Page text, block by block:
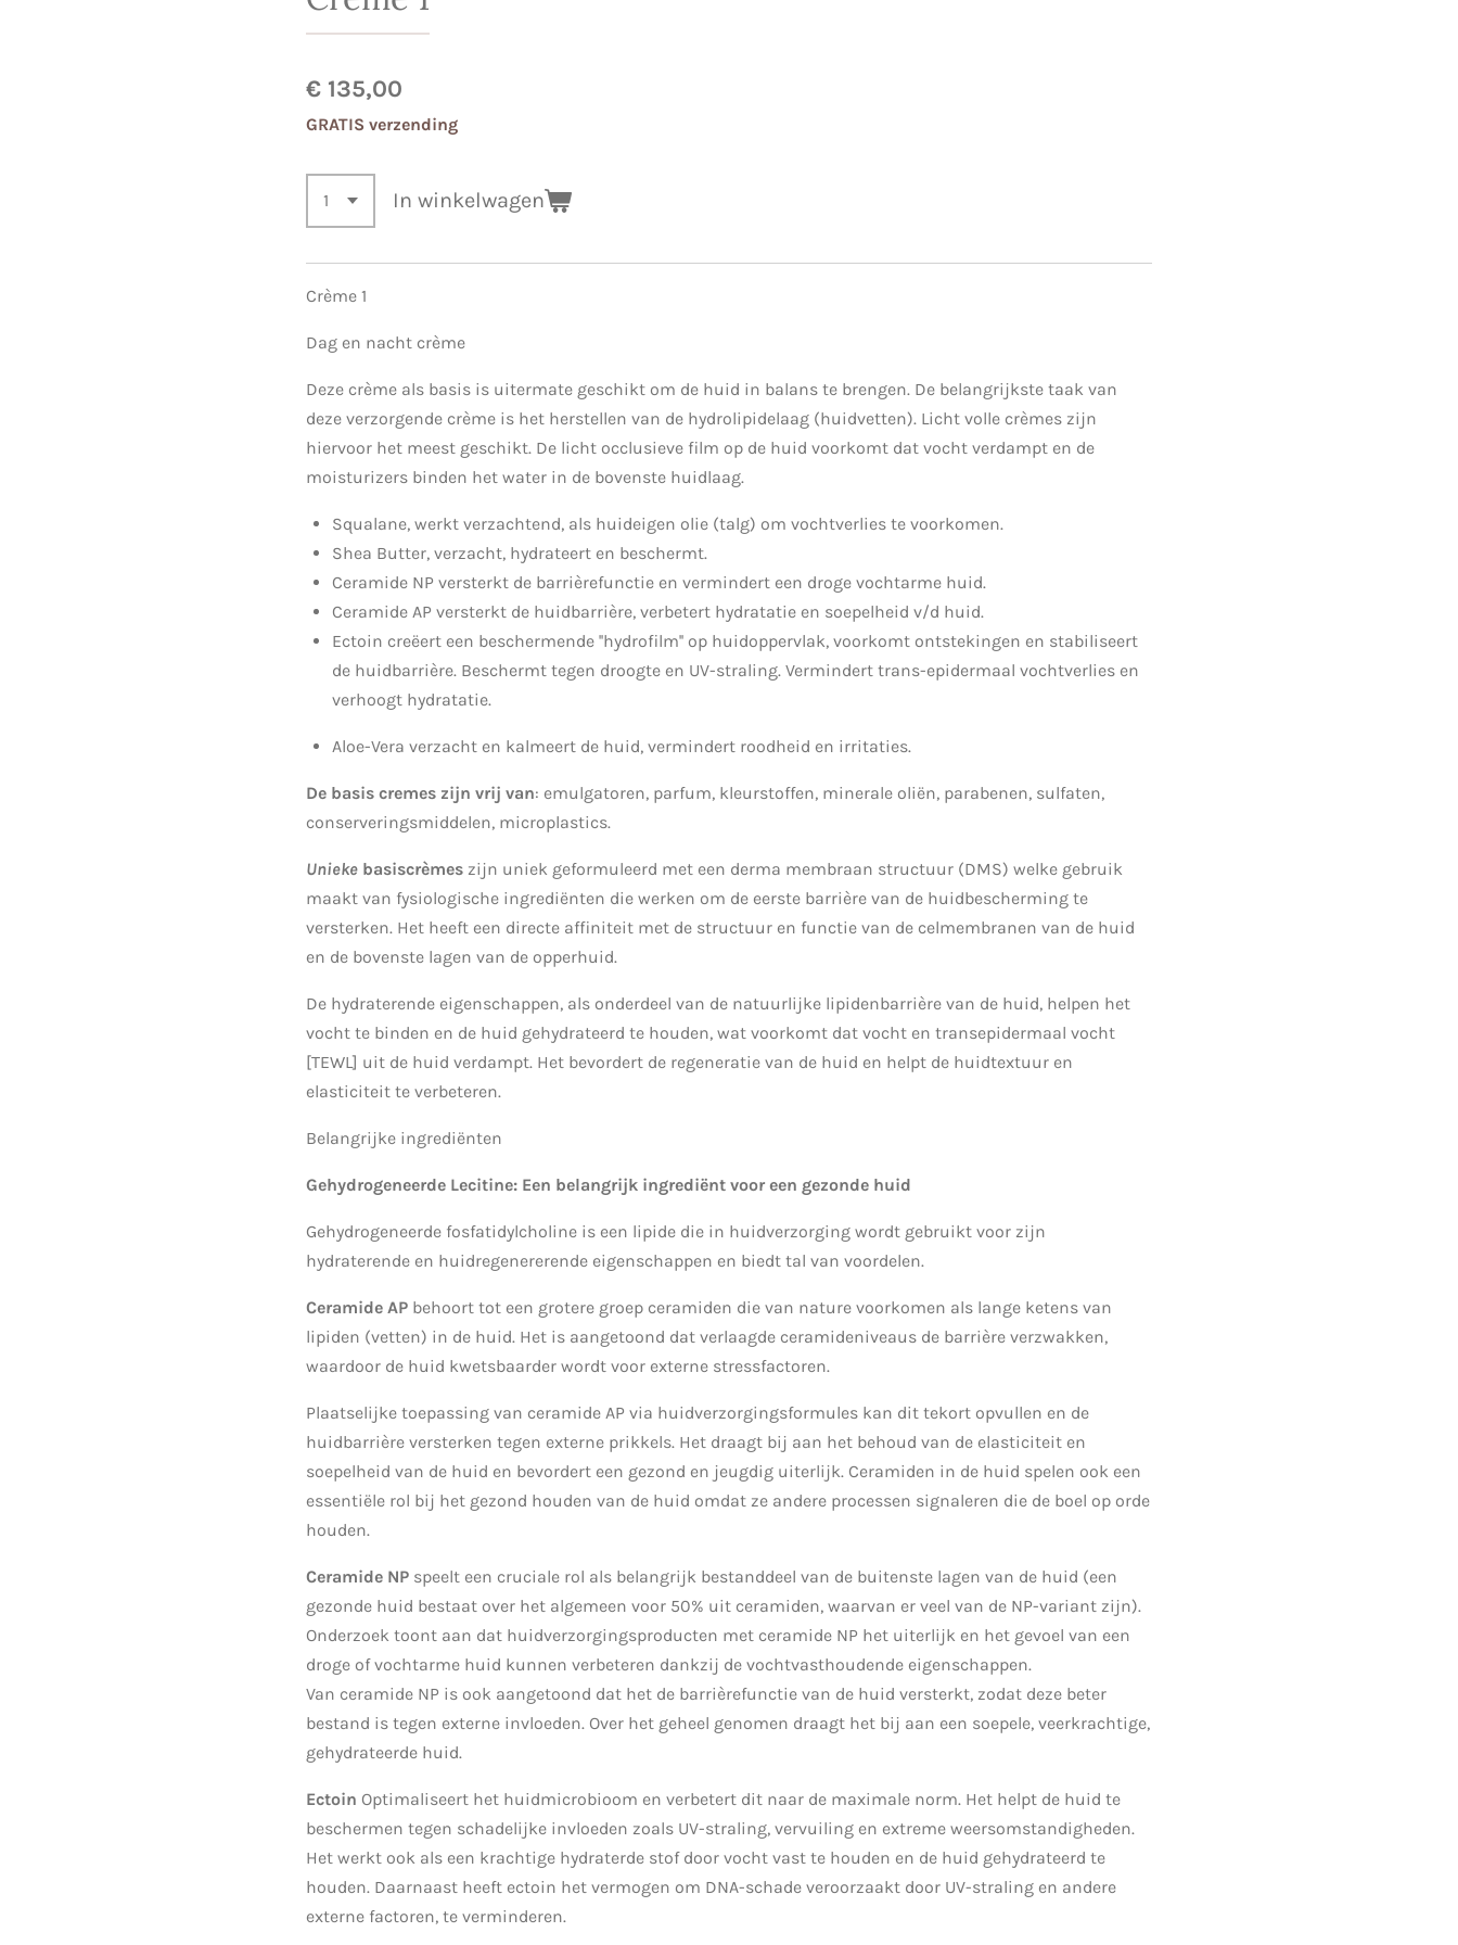
€ 135,00
GRATIS verzending
In winkelwagen
Crème 1
Dag en nacht crème
Deze crème als basis is uitermate geschikt om de huid in balans te brengen. De belangrijkste taak van
deze verzorgende crème is het herstellen van de hydrolipidelaag (huidvetten). Licht volle crèmes zijn
hiervoor het meest geschikt. De licht occlusieve film op de huid voorkomt dat vocht verdampt en de
moisturizers binden het water in de bovenste huidlaag.
Squalane, werkt verzachtend, als huideigen olie (talg) om vochtverlies te voorkomen.
Shea Butter, verzacht, hydrateert en beschermt.
Ceramide NP versterkt de barrièrefunctie en vermindert een droge vochtarme huid.
Ceramide AP versterkt de huidbarrière, verbetert hydratatie en soepelheid v/d huid.
Ectoin creëert een beschermende ''hydrofilm'' op huidoppervlak, voorkomt ontstekingen en stabiliseert
de huidbarrière. Beschermt tegen droogte en UV-straling. Vermindert trans-epidermaal vochtverlies en
verhoogt hydratatie.
Aloe-Vera verzacht en kalmeert de huid, vermindert roodheid en irritaties.
De basis cremes zijn vrij van: emulgatoren, parfum, kleurstoffen, minerale oliën, parabenen, sulfaten,
conserveringsmiddelen, microplastics.
Unieke basiscrèmes zijn uniek geformuleerd met een derma membraan structuur (DMS) welke gebruik
maakt van fysiologische ingrediënten die werken om de eerste barrière van de huidbescherming te
versterken. Het heeft een directe affiniteit met de structuur en functie van de celmembranen van de huid
en de bovenste lagen van de opperhuid.
De hydraterende eigenschappen, als onderdeel van de natuurlijke lipidenbarrière van de huid, helpen het
vocht te binden en de huid gehydrateerd te houden, wat voorkomt dat vocht en transepidermaal vocht
[TEWL] uit de huid verdampt. Het bevordert de regeneratie van de huid en helpt de huidtextuur en
elasticiteit te verbeteren.
Belangrijke ingrediënten
Gehydrogeneerde Lecitine: Een belangrijk ingrediënt voor een gezonde huid
Gehydrogeneerde fosfatidylcholine is een lipide die in huidverzorging wordt gebruikt voor zijn
hydraterende en huidregenererende eigenschappen en biedt tal van voordelen.
Ceramide AP behoort tot een grotere groep ceramiden die van nature voorkomen als lange ketens van
lipiden (vetten) in de huid. Het is aangetoond dat verlaagde ceramideniveaus de barrière verzwakken,
waardoor de huid kwetsbaarder wordt voor externe stressfactoren.
Plaatselijke toepassing van ceramide AP via huidverzorgingsformules kan dit tekort opvullen en de
huidbarrière versterken tegen externe prikkels. Het draagt bij aan het behoud van de elasticiteit en
soepelheid van de huid en bevordert een gezond en jeugdig uiterlijk. Ceramiden in de huid spelen ook een
essentiële rol bij het gezond houden van de huid omdat ze andere processen signaleren die de boel op orde
houden.
Ceramide NP speelt een cruciale rol als belangrijk bestanddeel van de buitenste lagen van de huid (een
gezonde huid bestaat over het algemeen voor 50% uit ceramiden, waarvan er veel van de NP-variant zijn).
Onderzoek toont aan dat huidverzorgingsproducten met ceramide NP het uiterlijk en het gevoel van een
droge of vochtarme huid kunnen verbeteren dankzij de vochtvasthoudende eigenschappen.
Van ceramide NP is ook aangetoond dat het de barrièrefunctie van de huid versterkt, zodat deze beter
bestand is tegen externe invloeden. Over het geheel genomen draagt het bij aan een soepele, veerkrachtige,
gehydrateerde huid.
Ectoin Optimaliseert het huidmicrobioom en verbetert dit naar de maximale norm. Het helpt de huid te
beschermen tegen schadelijke invloeden zoals UV-straling, vervuiling en extreme weersomstandigheden.
Het werkt ook als een krachtige hydraterde stof door vocht vast te houden en de huid gehydrateerd te
houden. Daarnaast heeft ectoin het vermogen om DNA-schade veroorzaakt door UV-straling en andere
externe factoren, te verminderen.